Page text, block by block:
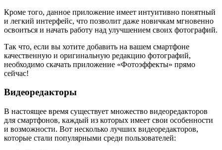
Кроме того, данное приложение имеет интуитивно понятный
и легкий интерфейс, что позволит даже новичкам мгновенно
освоиться и начать работу над улучшением своих фотографий.
Так что, если вы хотите добавить на вашем смартфоне
качественную и оригинальную редакцию фотографий,
необходимо скачать приложение «Фотоэффекты» прямо
сейчас!
Видеоредакторы
В настоящее время существует множество видеоредакторов
для смартфонов, каждый из которых имеет свои особенности
и возможности. Вот несколько лучших видеоредакторов,
которые стали популярными среди пользователей: